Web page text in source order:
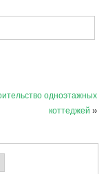
одноэтажных
коттеджей »